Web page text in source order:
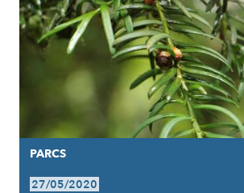
PARCS
27/05/2020